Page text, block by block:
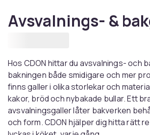
Avsvalnings- &
Hos CDON hittar du avsvalnings- och
bakningen både smidigare och mer
finns galler i olika storlekar och
kakor, bröd och nybakade bullar. Ett
avsvalningsgaller låter bakverken
och form. CDON hjälper dig hitta rätt